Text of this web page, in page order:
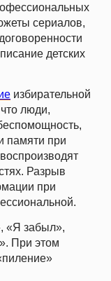
сериалов,
детских
избирательной
люди,
памяти при
Разрыв
при
«Я забыл»,
При этом